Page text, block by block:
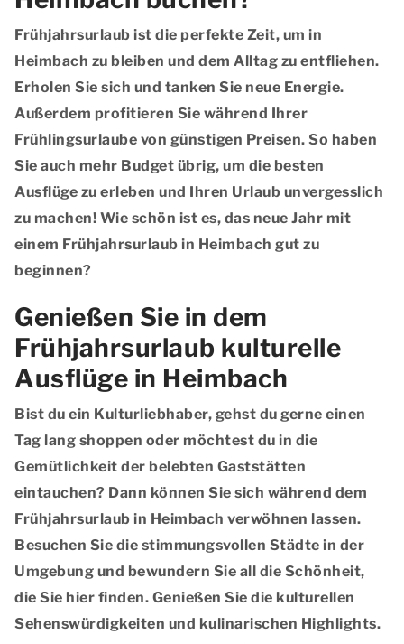
Frühjahrsurlaub ist die perfekte Zeit, um in
Heimbach zu bleiben und dem Alltag zu entfliehen.
Erholen Sie sich und tanken Sie neue Energie.
Außerdem profitieren Sie während Ihrer
Frühlingsurlaube von günstigen Preisen. So haben
Sie auch mehr Budget übrig, um die besten
Ausflüge zu erleben und Ihren Urlaub unvergesslich
zu machen! Wie schön ist es, das neue Jahr mit
einem Frühjahrsurlaub in Heimbach gut zu
beginnen?
Genießen Sie in dem
Frühjahrsurlaub kulturelle
Ausflüge in Heimbach
Bist du ein Kulturliebhaber, gehst du gerne einen
Tag lang shoppen oder möchtest du in die
Gemütlichkeit der belebten Gaststätten
eintauchen? Dann können Sie sich während dem
Frühjahrsurlaub in Heimbach verwöhnen lassen.
Besuchen Sie die stimmungsvollen Städte in der
Umgebung und bewundern Sie all die Schönheit,
die Sie hier finden. Genießen Sie die kulturellen
Sehenswürdigkeiten und kulinarischen Highlights.